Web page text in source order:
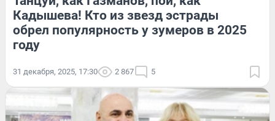
Кадышева! Кто из звезд эстрады
обрел популярность у зумеров в 2025
году
31 декабря, 2025, 17:30 2 867 5